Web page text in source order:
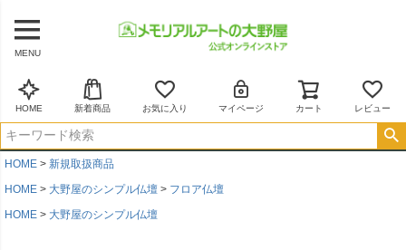
MENU
HOME 新着商品 お気に入り マイページ カート レビュー
HOME
新規取扱商品
HOME
大野屋のシンプル仏壇
フロア仏壇
HOME
大野屋のシンプル仏壇